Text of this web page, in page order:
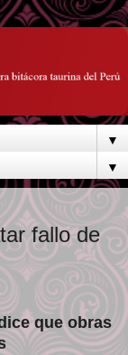
▼
▼
fallo de
que obras